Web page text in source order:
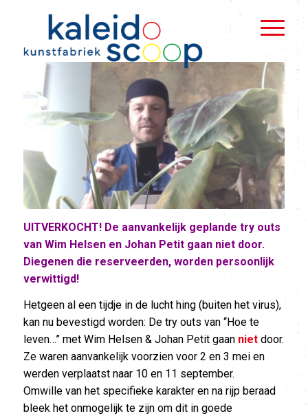
UITVERKOCHT! De aanvankelijk geplande try outs
van Wim Helsen en Johan Petit gaan niet door.
Diegenen die reserveerden, worden persoonlijk
verwittigd!
Hetgeen al een tijdje in de lucht hing (buiten het virus),
kan nu bevestigd worden: De try outs van “Hoe te
leven…” met Wim Helsen & Johan Petit gaan nietdoor.
Ze waren aanvankelijk voorzien voor 2 en 3 mei en
werden verplaatst naar 10 en 11 september.
Omwille van het specifieke karakter en na rijp beraad
bleek het onmogelijk te zijn om dit in goede